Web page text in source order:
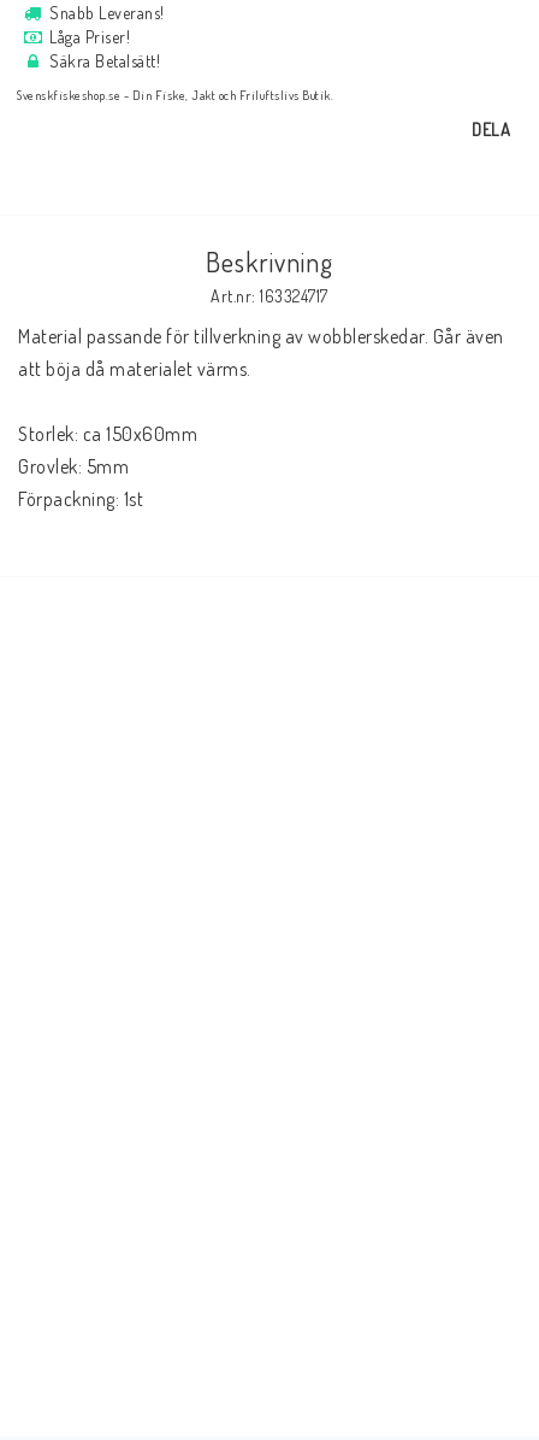
Snabb Leverans!
Låga Priser!
Säkra Betalsätt!
Svenskfiskeshop.se - Din Fiske, Jakt och Friluftslivs Butik.
DELA
Beskrivning
Art.nr: 163324717
Material passande för tillverkning av wobblerskedar. Går även
att böja då materialet värms.
Storlek: ca 150x60mm
Grovlek: 5mm
Förpackning: 1st